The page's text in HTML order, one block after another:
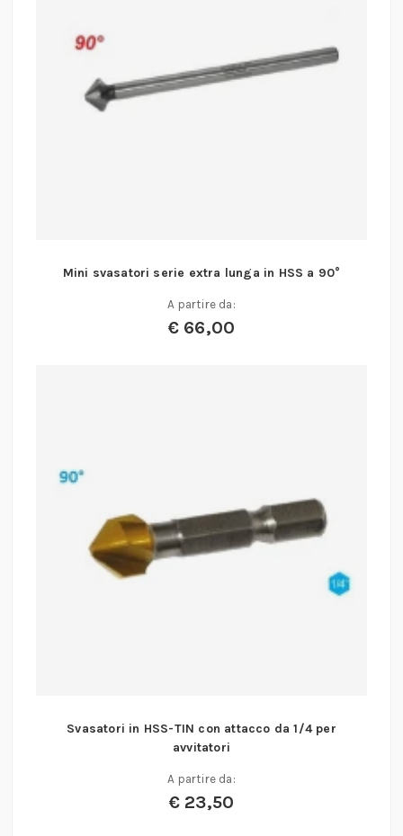
Mini svasatori serie extra lunga in HSS a 90°
A partire da:
€ 66,00
Svasatori in HSS-TIN con attacco da 1/4 per
avvitatori
A partire da:
€ 23,50